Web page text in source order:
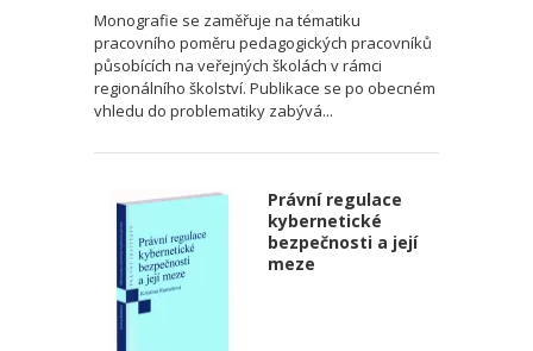
Monografie se zaměřuje na tématiku
pracovního poměru pedagogických pracovníků
působících na veřejných školách v rámci
regionálního školství. Publikace se po obecném
vhledu do problematiky zabývá...
Právní regulace
kybernetické
bezpečnosti a její
meze